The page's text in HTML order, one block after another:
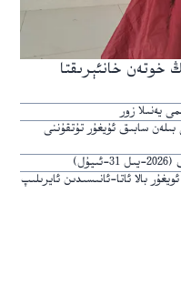
خوتەن خانئېرىقتا
يەنىلا زور
سابىق ئۇيغۇر تۇتقۇننى
مىڭدىن ئارتۇق ئويغۇر بالا ئاتا-ئانىسىدىن ئايرىلىپ